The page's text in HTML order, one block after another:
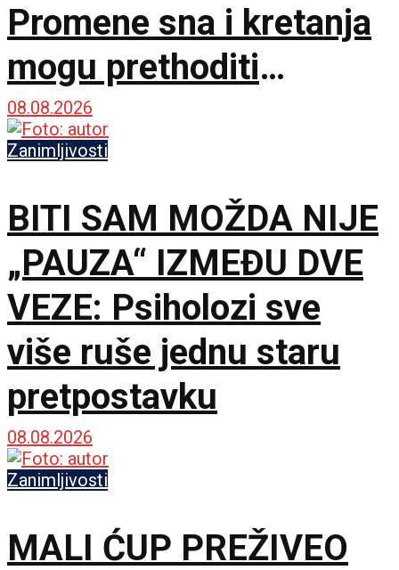
Promene sna i kretanja
mogu prethoditi
depresiji
08.08.2026
Zanimljivosti
BITI SAM MOŽDA NIJE
„PAUZA“ IZMEĐU DVE
VEZE: Psiholozi sve
više ruše jednu staru
pretpostavku
08.08.2026
Zanimljivosti
MALI ĆUP PREŽIVEO